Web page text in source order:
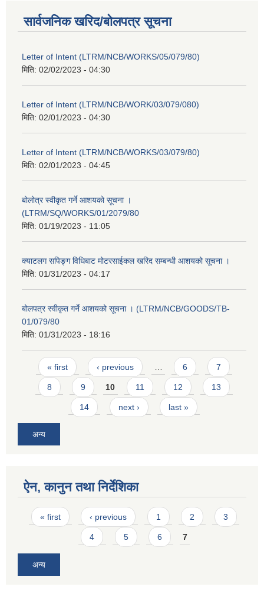
सार्वजनिक खरिद/बोलपत्र सूचना
Letter of Intent (LTRM/NCB/WORKS/05/079/80)
मिति: 02/02/2023 - 04:30
Letter of Intent (LTRM/NCB/WORK/03/079/080)
मिति: 02/01/2023 - 04:30
Letter of Intent (LTRM/NCB/WORKS/03/079/80)
मिति: 02/01/2023 - 04:45
बोलोत्र स्वीकृत गर्ने आशयको सूचना ।
(LTRM/SQ/WORKS/01/2079/80
मिति: 01/19/2023 - 11:05
क्याटलग सपिङ्ग विधिबाट मोटरसाईकल खरिद सम्बन्धी आशयको सूचना ।
मिति: 01/31/2023 - 04:17
बोलपत्र स्वीकृत गर्ने आशयको सूचना । (LTRM/NCB/GOODS/TB-
01/079/80
मिति: 01/31/2023 - 18:16
Pages
« first ‹ previous 6 7
8 9 10 11 12 13
14 next › last »
अन्य
ऐन, कानुन तथा निर्देशिका
Pages
« first ‹ previous 1 2 3
4 5 6 7
अन्य